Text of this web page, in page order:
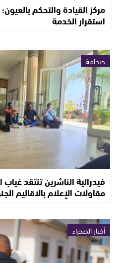
مركز القيادة والتحكم
استقرار الخدمة
صحافة
فيدرالية الناشرين تنتقد غياب
مقاولات الإعلام بالاقاليم
أخبار الصحراء